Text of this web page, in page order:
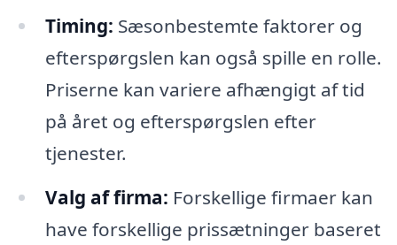
Timing: Sæsonbestemte faktorer og
efterspørgslen kan også spille en rolle.
Priserne kan variere afhængigt af tid
på året og efterspørgslen efter
tjenester.
Valg af firma: Forskellige firmaer kan
have forskellige prissætninger baseret